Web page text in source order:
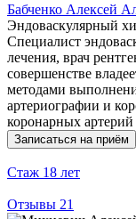
Бабченко Алексей
Эндоваскулярный
Специалист
лечения, врач
совершенстве
методами
артериографии и
коронарных
Записаться на приём
Стаж 18 лет
Отзывы 21